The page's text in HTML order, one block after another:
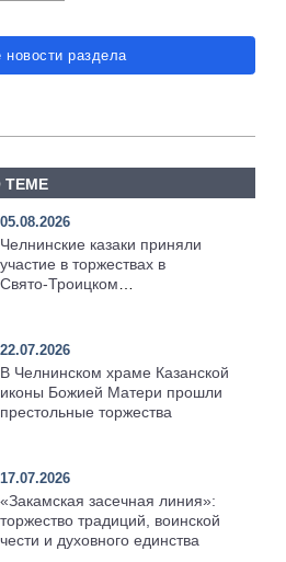
новости раздела
ТЕМЕ
05.08.2026
Челнинские казаки приняли
участие в торжествах в
Свято‑Троицком
22.07.2026
В Челнинском храме Казанской
иконы Божией Матери прошли
престольные торжества
17.07.2026
«Закамская засечная линия»:
торжество традиций, воинской
чести и духовного единства